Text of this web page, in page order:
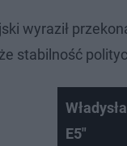
wyraził
stabilność
E5"